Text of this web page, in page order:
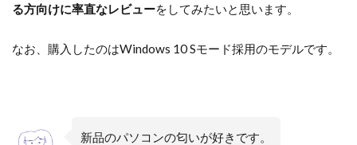
る方向けに率直なレビューをしてみたいと思います。
なお、購入したのはWindows 10 Sモード採用のモデルです。
新品のパソコンの匂いが好きです。